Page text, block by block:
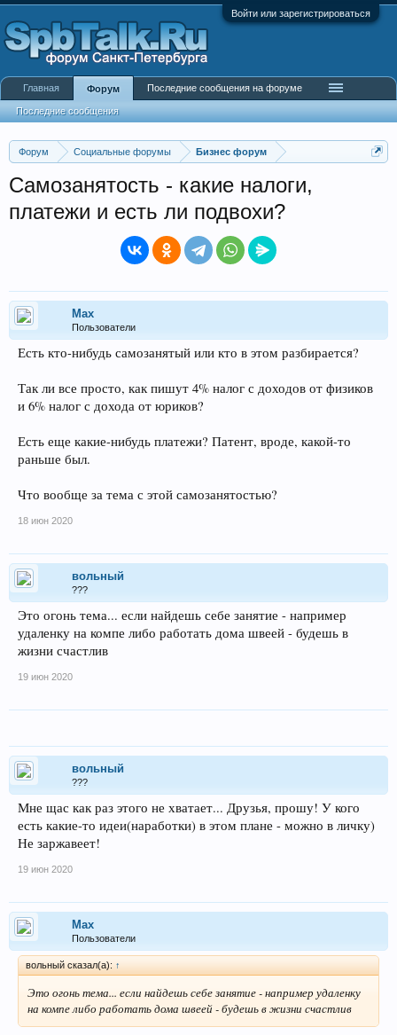
Войти или зарегистрироваться
Форум Социальные форумы Бизнес форум
Самозанятость - какие налоги,
платежи и есть ли подвохи?
Max
Пользователи
Есть кто-нибудь самозанятый или кто в этом разбирается?
Так ли все просто, как пишут 4% налог с доходов от физиков
и 6% налог с дохода от юриков?
Есть еще какие-нибудь платежи? Патент, вроде, какой-то
раньше был.
Что вообще за тема с этой самозанятостью?
18 июн 2020
вольный
???
Это огонь тема... если найдешь себе занятие - например
удаленку на компе либо работать дома швеей - будешь в
жизни счастлив
19 июн 2020
вольный
???
Мне щас как раз этого не хватает... Друзья, прошу! У кого
есть какие-то идеи(наработки) в этом плане - можно в личку)
Не заржавеет!
19 июн 2020
Max
Пользователи
вольный сказал(а): ↑
Это огонь тема... если найдешь себе занятие - например удаленку
на компе либо работать дома швеей - будешь в жизни счастлив
Главная Форум
Последние сообщения
Последние сообщения на форуме